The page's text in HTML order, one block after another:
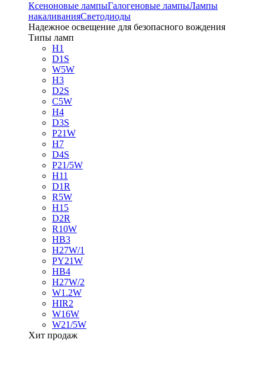
Ксеноновые лампыГалогеновые лампыЛампы
накаливанияСветодиоды
Надежное освещение для безопасного вождения
Типы ламп
H1
D1S
W5W
H3
D2S
C5W
H4
D3S
P21W
H7
D4S
P21/5W
H11
D1R
R5W
H15
D2R
R10W
HB3
H27W/1
PY21W
HB4
H27W/2
W1.2W
HIR2
W16W
W21/5W
Хит продаж